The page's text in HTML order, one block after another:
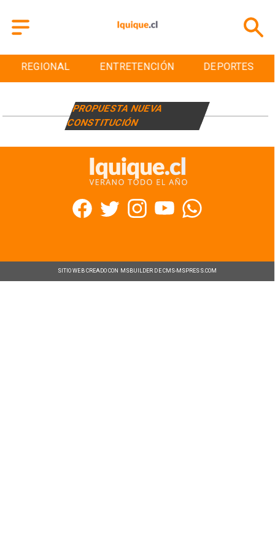
REGIONAL ENTRETENCIÓN DEPORTES
PROPUESTA NUEVA
CONSTITUCIÓN
SITIO WEB CREADO CON MSBUILDER DE CMS-MSPRESS.COM